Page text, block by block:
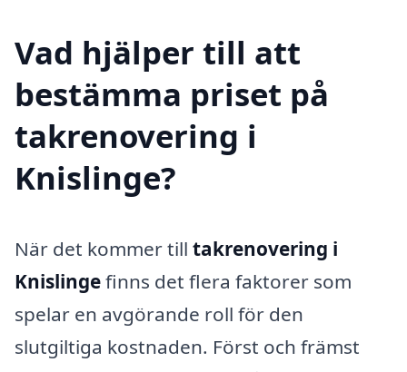
Vad hjälper till att
bestämma priset på
takrenovering i
Knislinge?
När det kommer till takrenovering i
Knislingefinns det flera faktorer som
spelar en avgörande roll för den
slutgiltiga kostnaden. Först och främst